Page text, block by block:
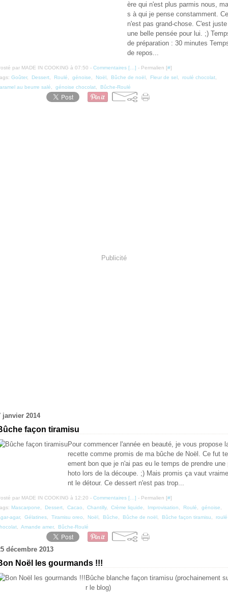
ère qui n'est plus parmis nous,
s à qui je pense constamment. Ce
n'est pas grand-chose. C'est juste
une belle pensée pour lui. ;)
de préparation : 30 minutes
de repos...
par MADE IN COOKING à 07:50 - Commentaires [ ] - Permalien [#]
Goûter, Dessert Roulé génoise Noël Bûche de noël Fleur de sel roulé chocolat
au beurre salé
génoise chocolat Bûche-Roulé
Publicité
janvier 2014
façon tiramisu
Pour commencer l'année en beauté, je vous propose
recette comme promis de ma bûche de Noël. Ce fut
ement bon que je n'ai pas eu le temps de prendre une
hoto lors de la découpe. ;) Mais promis ça vaut vraime
nt le détour. Ce dessert n'est pas trop...
par MADE IN COOKING à 12:20 - Commentaires [ ] - Permalien [#]
Mascarpone Dessert Cacao Chantilly, Crème liquide Improvisation Roulé génoise
agar, Gélatines Tiramisu oreo Noël Bûche Bûche de noël Bûche façon tiramisu
roulé
Amande amer, Bûche-Roulé
décembre 2013
Noël les gourmands !!!
Bûche blanche façon tiramisu (prochainement
r le blog)